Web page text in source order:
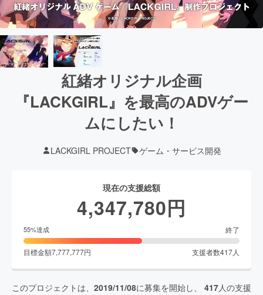
紅緒オリジナル企画
『LACKGIRL』を最高のADVゲー
ムにしたい！
LACKGIRL PROJECT ゲーム・サービス開発
現在の支援総額
4,347,780円
55%達成 終了
目標金額7,777,777円 支援者数417人
このプロジェクトは、 2019/11/08に募集を開始し、 417人の支援